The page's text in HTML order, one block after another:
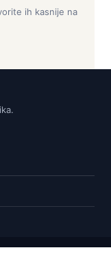
ih kasnije na